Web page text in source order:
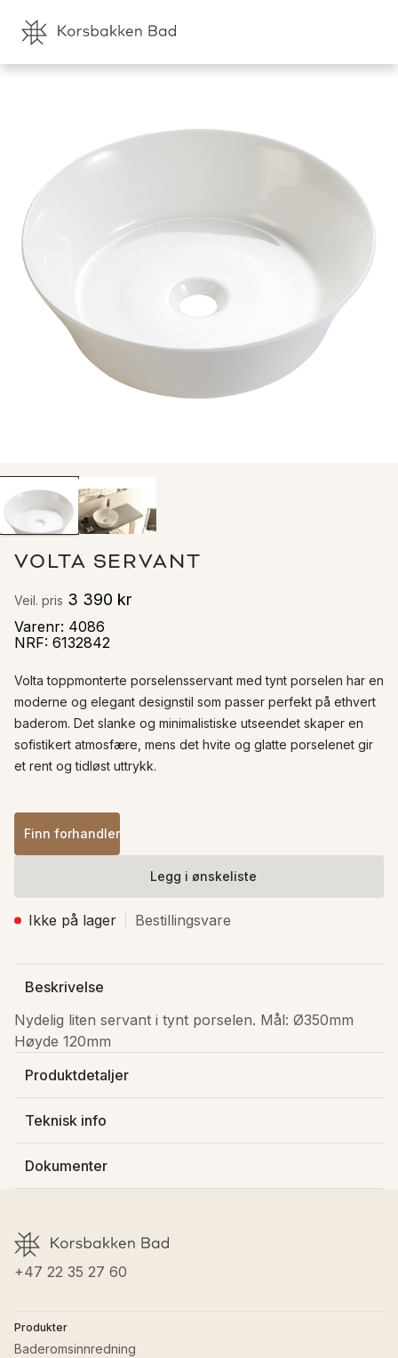
VOLTA SERVANT
Veil. pris 3 390 kr
Varenr: 4086
NRF: 6132842
Volta toppmonterte porselensservant med tynt porselen har en
moderne og elegant designstil som passer perfekt på ethvert
baderom. Det slanke og minimalistiske utseendet skaper en
sofistikert atmosfære, mens det hvite og glatte porselenet gir
et rent og tidløst uttrykk.
Finn forhandler
Legg i ønskeliste
Ikke på lager Bestillingsvare
Beskrivelse
Nydelig liten servant i tynt porselen. Mål: Ø350mm
Høyde 120mm
Produktdetaljer
Varenummer:
Lagerstatus:Ikke på lager
GTIN :8435120436194
Teknisk info
Bredde:35 cm
Materiale servanter:Porselen
Dokumenter
+47 22 35 27 60
Produkter
Baderomsinnredning